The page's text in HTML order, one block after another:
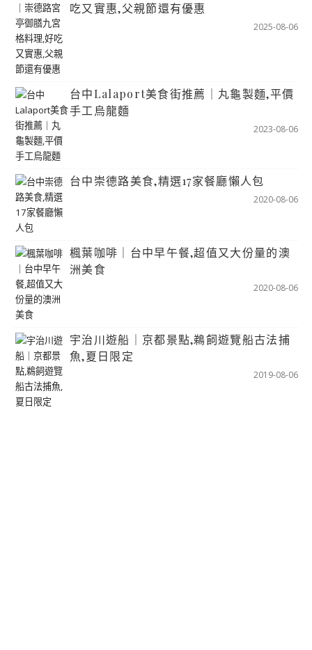
吃又實惠,父親節還有優惠
2025-08-06
台中Lalaport美食街推薦｜丸龜製麵,平價
手工烏龍麵
2023-08-06
台中崇德路美食,精選17家餐廳懶人包
2020-08-06
楓葉咖啡｜台中早午餐,超值又大份量的澳
洲美食
2020-08-06
宇治川遊船｜京都景點,鵜飼遊覽船古法捕
魚,夏日限定
2019-08-06